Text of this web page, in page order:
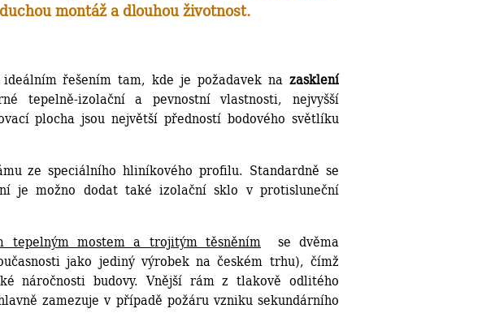
montáž a dlouhou životnost.
řešením tam, kde je požadavek na zasklení
tepelně-izolační a pevnostní vlastnosti, nejvyšší
plocha jsou největší předností bodového světlíku
ze speciálního hliníkového profilu. Standardně se
je možno dodat také izolační sklo v protisluneční
tepelným mostem a trojitým těsněním se dvěma
jako jediný výrobek na českém trhu), čímž
náročnosti budovy. Vnější rám z tlakově odlitého
zamezuje v případě požáru vzniku sekundárního